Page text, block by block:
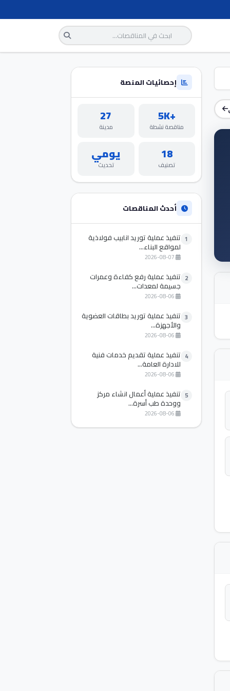
إحصائيات المنصة
+5K
مناقصة نشطة
27
مدينة
18
تصنيف
يومي
تحديث
أحدث المناقصات
1 تنفيذ عملية توريد انابيب فولاذية
لمواقع البناء...
2 تنفيذ عملية رفع كفاءة وعمرات
جسيمة لمعدات...
3 تنفيذ عملية توريد بطاقات العضوية
والأجهزة...
4 تنفيذ عملية تقديم خدمات فنية
للادارة العامة...
5 تنفيذ عملية أعمال انشاء مركز
ووحدة طب أسرة...